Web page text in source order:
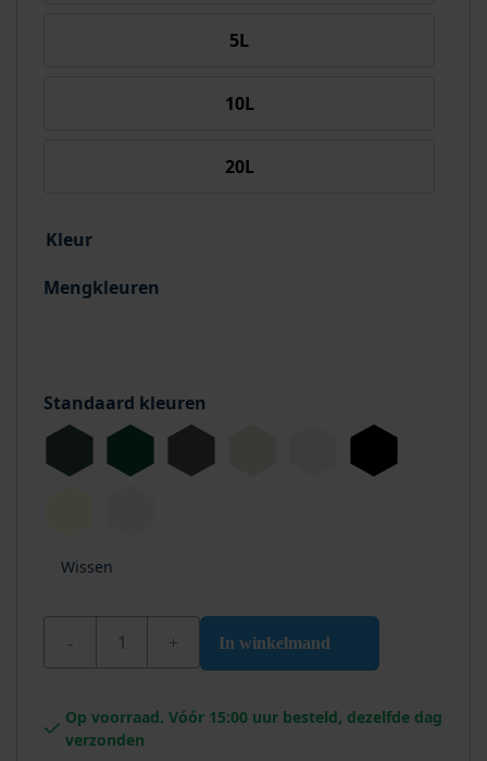
5L
10L
20L
Kleur
Standaard kleuren
Mengkleuren
Wissen
Wixx PRO PU Primer aantal
In winkelmand
Op voorraad. Vóór 15:00 uur besteld, dezelfde dag
verzonden